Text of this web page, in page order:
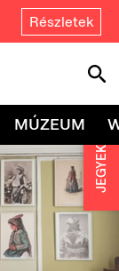
Részletek
MÚZEUM
JEGYEK